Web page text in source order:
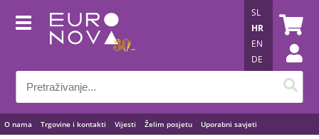
O nama Trgovine i kontakti Vijesti Želim posjetu Uporabni savjeti
SL
HR
EN
DE